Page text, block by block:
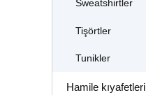
Sweatshirtler
Tişörtler
Tunikler
Hamile kıyafetleri